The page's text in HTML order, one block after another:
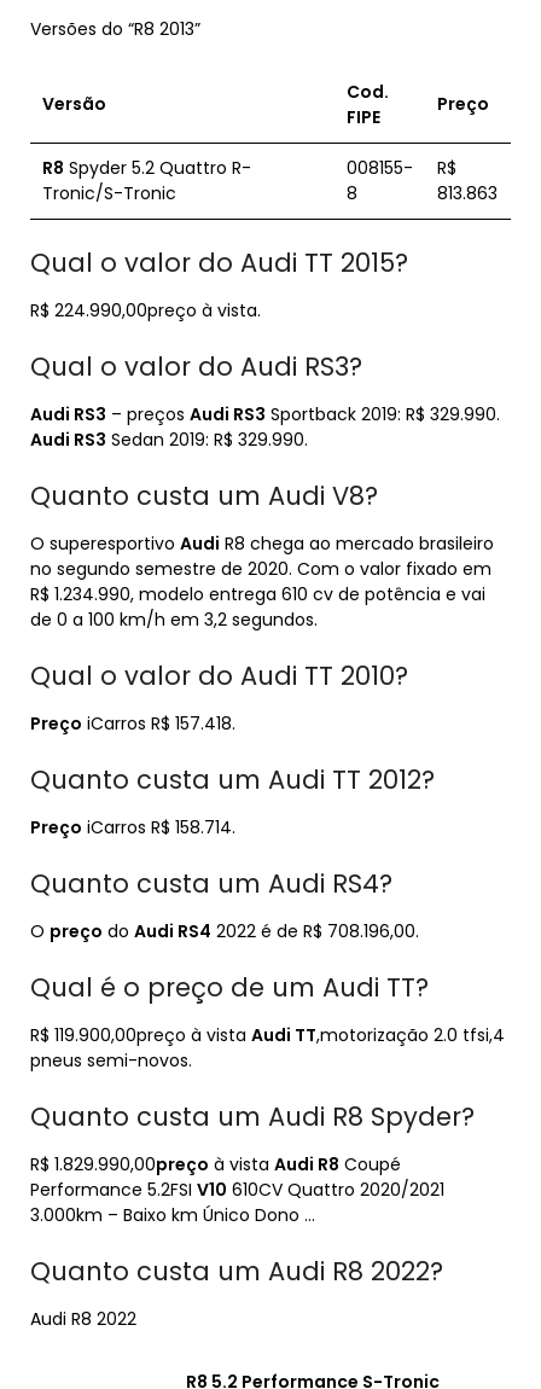
Versões do “R8 2013”
Versão
Cod.
FIPE
Preço
R8 Spyder 5.2 Quattro R-
Tronic/S-Tronic
008155-
8
R$
813.863
Qual o valor do Audi TT 2015?
R$ 224.990,00preço à vista.
Qual o valor do Audi RS3?
Audi RS3 – preços Audi RS3 Sportback 2019: R$ 329.990.
Audi RS3 Sedan 2019: R$ 329.990.
Quanto custa um Audi V8?
O superesportivo Audi R8 chega ao mercado brasileiro
no segundo semestre de 2020. Com o valor fixado em
R$ 1.234.990, modelo entrega 610 cv de potência e vai
de 0 a 100 km/h em 3,2 segundos.
Qual o valor do Audi TT 2010?
Preço iCarros R$ 157.418.
Quanto custa um Audi TT 2012?
Preço iCarros R$ 158.714.
Quanto custa um Audi RS4?
O preço do Audi RS4 2022 é de R$ 708.196,00.
Qual é o preço de um Audi TT?
R$ 119.900,00preço à vista Audi TT,motorização 2.0 tfsi,4
pneus semi-novos.
Quanto custa um Audi R8 Spyder?
R$ 1.829.990,00preço à vista Audi R8 Coupé
Performance 5.2FSI V10 610CV Quattro 2020/2021
3.000km – Baixo km Único Dono …
Quanto custa um Audi R8 2022?
Audi R8 2022
R8 5.2 Performance S-Tronic